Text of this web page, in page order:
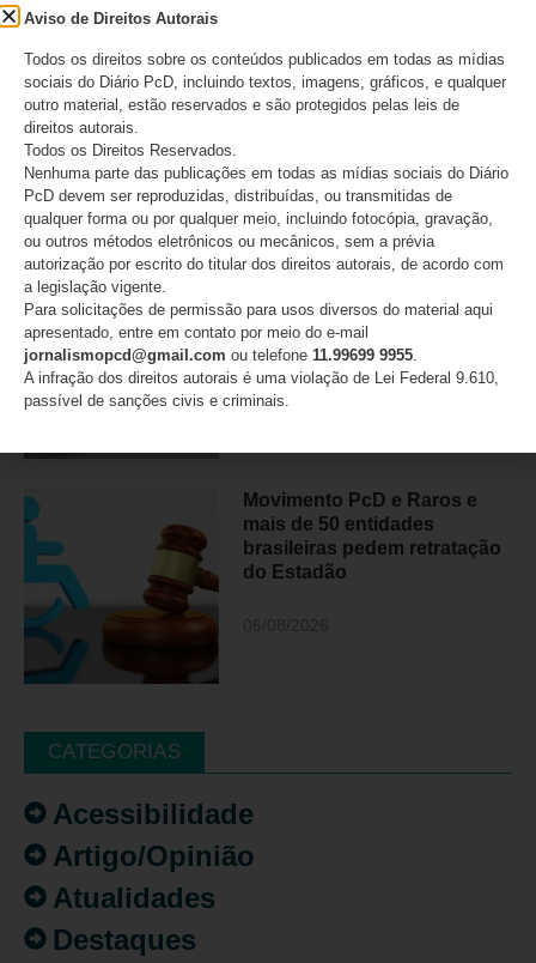
O IMESC não acabou:
decisão cria novas dúvidas
para o IPVA PcD em São
Paulo
07/08/2026
Lei Maria da Penha completa
20 anos e reforça alerta
sobre a violência contra
mulheres com deficiência
07/08/2026
Movimento PcD e Raros e
mais de 50 entidades
brasileiras pedem retratação
do Estadão
CATEGORIAS
Acessibilidade
Artigo/Opinião
Atualidades
Destaques
Aviso de Direitos Autorais
Todos os direitos sobre os conteúdos publicados em todas as mídias
sociais do Diário PcD, incluindo textos, imagens, gráficos, e qualquer
outro material, estão reservados e são protegidos pelas leis de
direitos autorais.
Todos os Direitos Reservados.
Nenhuma parte das publicações em todas as mídias sociais do Diário
PcD devem ser reproduzidas, distribuídas, ou transmitidas de
qualquer forma ou por qualquer meio, incluindo fotocópia, gravação,
ou outros métodos eletrônicos ou mecânicos, sem a prévia
autorização por escrito do titular dos direitos autorais, de acordo com
a legislação vigente.
Para solicitações de permissão para usos diversos do material aqui
apresentado, entre em contato por meio do e-mail
jornalismopcd@gmail.com ou telefone 11.99699 9955
A infração dos direitos autorais é uma violação de Lei Federal 9.610,
passível de sanções civis e criminais.